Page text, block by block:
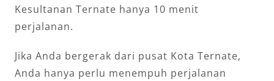
Kesultanan Ternate hanya 10 menit
perjalanan.
Jika Anda bergerak dari pusat Kota Ternate,
Anda hanya perlu menempuh perjalanan